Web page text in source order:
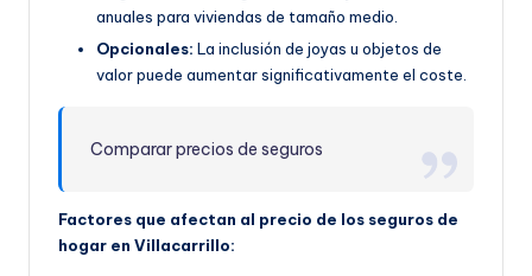
anuales para viviendas de tamaño medio.
Opcionales: La inclusión de joyas u objetos de
valor puede aumentar significativamente el coste.
Comparar precios de seguros
Factores que afectan al precio de los seguros de
hogar en Villacarrillo: